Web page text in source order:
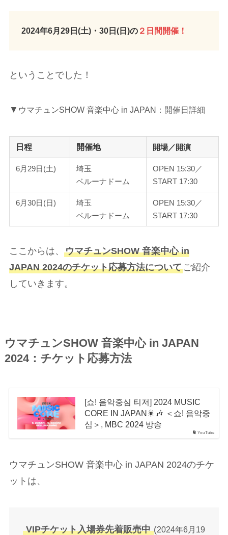
2024年6月29日(土)・30日(日)の ２日間開催！
ということでした！
▼ ウマチュンSHOW 音楽中心 in JAPAN：開催日詳細
日程 開催地 開場／開演
6月29日(土)
埼玉
ベルーナドーム
OPEN 15:30／
START 17:30
6月30日(日)
埼玉
ベルーナドーム
OPEN 15:30／
START 17:30
ここからは、 ウマチュンSHOW 音楽中心 in
JAPAN 2024のチケット応募方法についてご紹介
していきます。
ウマチュンSHOW 音楽中心 in JAPAN
2024：チケット応募方法
YouTube
[쇼! 음악중심 티저] 2024 MUSIC
CORE IN JAPAN🎇🎶 ＜쇼! 음악중
심＞, MBC 2024 방송
ウマチュンSHOW 音楽中心 in JAPAN 2024のチケ
ットは、
VIPチケット入場券先着販売中 (2024年6月19